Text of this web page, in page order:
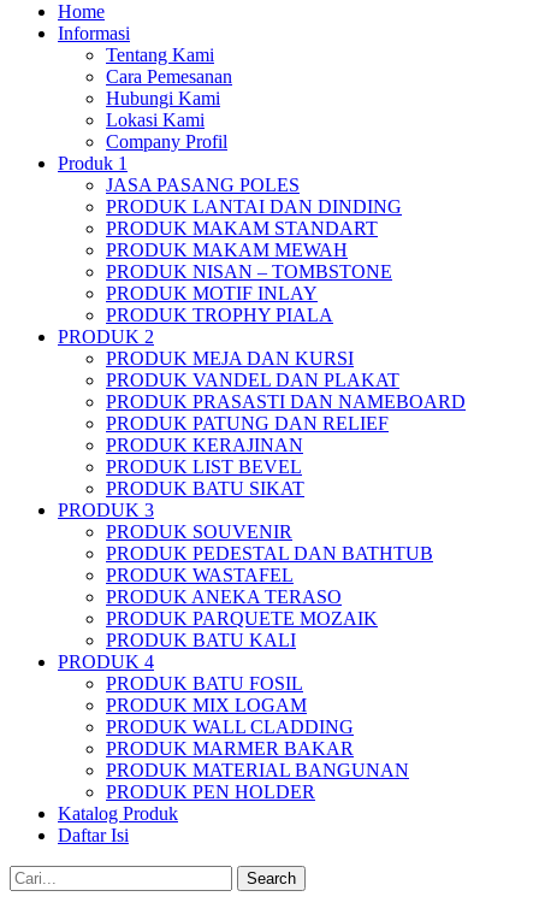
Home
Informasi
Tentang Kami
Cara Pemesanan
Hubungi Kami
Lokasi Kami
Company Profil
Produk 1
JASA PASANG POLES
PRODUK LANTAI DAN DINDING
PRODUK MAKAM STANDART
PRODUK MAKAM MEWAH
PRODUK NISAN – TOMBSTONE
PRODUK MOTIF INLAY
PRODUK TROPHY PIALA
PRODUK 2
PRODUK MEJA DAN KURSI
PRODUK VANDEL DAN PLAKAT
PRODUK PRASASTI DAN NAMEBOARD
PRODUK PATUNG DAN RELIEF
PRODUK KERAJINAN
PRODUK LIST BEVEL
PRODUK BATU SIKAT
PRODUK 3
PRODUK SOUVENIR
PRODUK PEDESTAL DAN BATHTUB
PRODUK WASTAFEL
PRODUK ANEKA TERASO
PRODUK PARQUETE MOZAIK
PRODUK BATU KALI
PRODUK 4
PRODUK BATU FOSIL
PRODUK MIX LOGAM
PRODUK WALL CLADDING
PRODUK MARMER BAKAR
PRODUK MATERIAL BANGUNAN
PRODUK PEN HOLDER
Katalog Produk
Daftar Isi
Search